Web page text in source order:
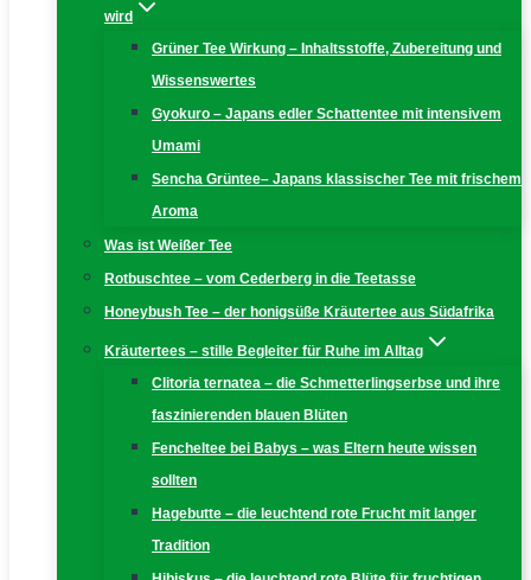
wird
Grüner Tee Wirkung – Inhaltsstoffe, Zubereitung und
Wissenswertes
Gyokuro – Japans edler Schattentee mit intensivem
Umami
Sencha Grüntee– Japans klassischer Tee mit frischem
Aroma
Was ist Weißer Tee
Rotbuschtee – vom Cederberg in die Teetasse
Honeybush Tee – der honigsüße Kräutertee aus Südafrika
Kräutertees – stille Begleiter für Ruhe im Alltag
Clitoria ternatea – die Schmetterlingserbse und ihre
faszinierenden blauen Blüten
Fencheltee bei Babys – was Eltern heute wissen
sollten
Hagebutte – die leuchtend rote Frucht mit langer
Tradition